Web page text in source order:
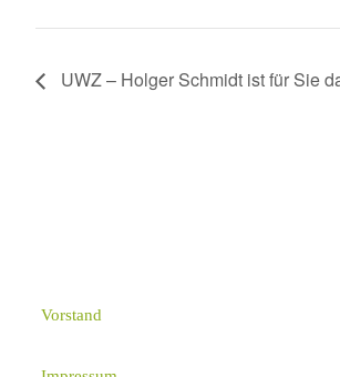
UWZ – Holger Schmidt ist für
Vorstand